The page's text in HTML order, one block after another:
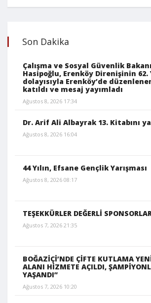
Son Dakika
Çalışma ve Sosyal Güvenlik
Hasipoğlu, Erenköy Direnişinin 62.
dolayısıyla Erenköy’de
katıldı ve mesaj yayımladı
Ağustos 8, 2026 17:34
Dr. Arif Ali Albayrak 13. Kitabını
Ağustos 8, 2026 16:04
44 Yılın, Efsane Gençlik Yarışması
Ağustos 8, 2026 08:17
TEŞEKKÜRLER DEĞERLİ
Ağustos 7, 2026 21:35
BOĞAZİÇİ’NDE ÇİFTE KUTLAMA
ALANI HİZMETE AÇILDI,
YAŞANDI”
Ağustos 7, 2026 10:20